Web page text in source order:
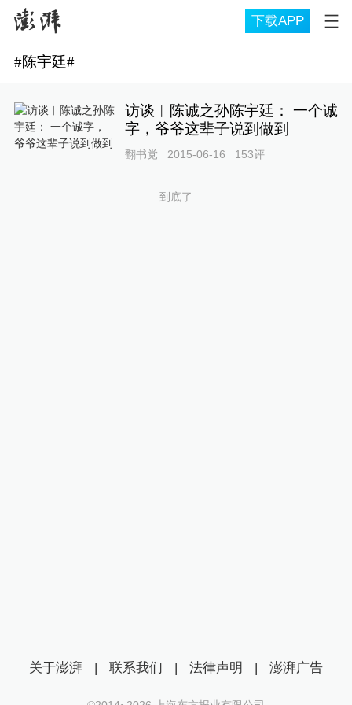
下载APP
#陈宇廷#
访谈︱陈诚之孙陈宇廷： 一个诚
字，爷爷这辈子说到做到
翻书党 2015-06-16 153评
到底了
关于澎湃 | 联系我们 | 法律声明 | 澎湃广告